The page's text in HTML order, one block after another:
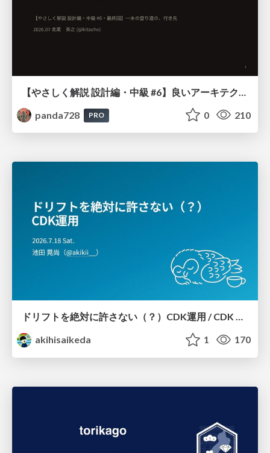
panda728
PRO 0 210
ドリフトを絶対に許さない（？）CDK運用 / CDK Ops with Zero Tolerance for Drifts (?)
akihisaikeda
1 170